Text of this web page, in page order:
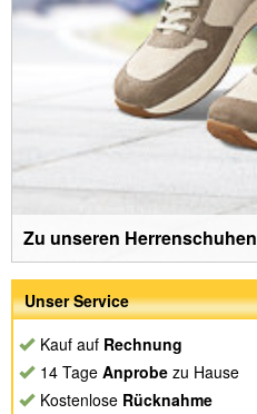
Zu unseren Herrenschuhen
Unser Service
Kauf auf Rechnung
14 Tage Anprobe zu Hause
Kostenlose Rücknahme